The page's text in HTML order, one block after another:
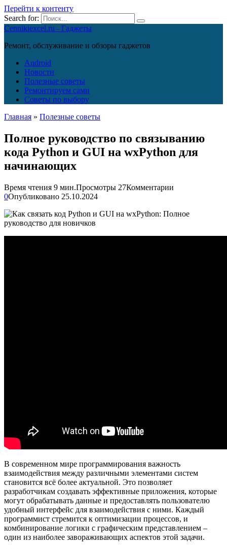
Перейти к контенту
Search for:
Cennikiexcel.ru - Гаджеты
Ремонт, обслуживание и обзоры гаджетов
Android
Новости
Полезные советы
Ремонтируем сами
Советы по выбору
Главная » Полезные советы
Полное руководство по связыванию
кода Python и GUI на wxPython для
начинающих
Время чтения 9 мин.Просмотры 27Комментарии
0Опубликовано 25.10.2024
В современном мире программирования важность
взаимодействия между различными элементами систем
становится всё более актуальной. Это позволяет
разработчикам создавать эффективные приложения, которые
могут обрабатывать данные и предоставлять пользователю
удобный интерфейс для взаимодействия с ними. Каждый
программист стремится к оптимизации процессов, и
комбинирование логики с графическим представлением –
один из наиболее завораживающих аспектов этой задачи.